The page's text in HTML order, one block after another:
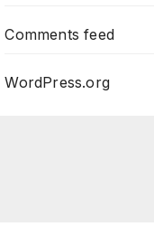
Comments feed
WordPress.org